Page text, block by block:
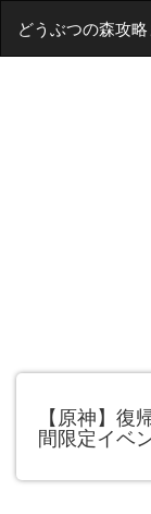
どうぶつの森攻
【原神】
間限定イベ